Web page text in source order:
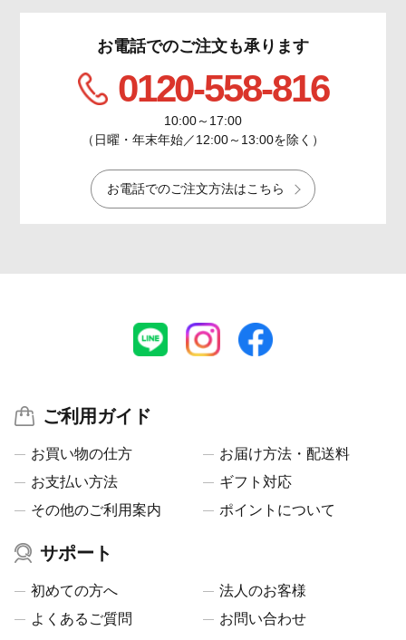
お電話でのご注文も承ります
0120-558-816
10:00～17:00
（日曜・年末年始／12:00～13:00を除く）
お電話でのご注文方法はこちら
ご利用ガイド
お買い物の仕方
お届け方法・配送料
お支払い方法
ギフト対応
その他のご利用案内
ポイントについて
サポート
初めての方へ
法人のお客様
よくあるご質問
お問い合わせ